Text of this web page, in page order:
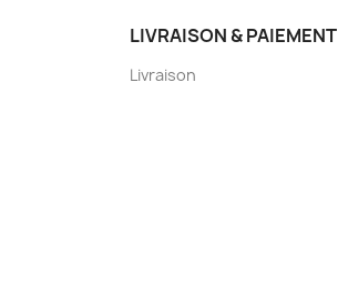
LIVRAISON & PAIEMENT
Livraison